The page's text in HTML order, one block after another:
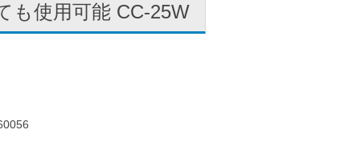
も使用可能 CC-25W